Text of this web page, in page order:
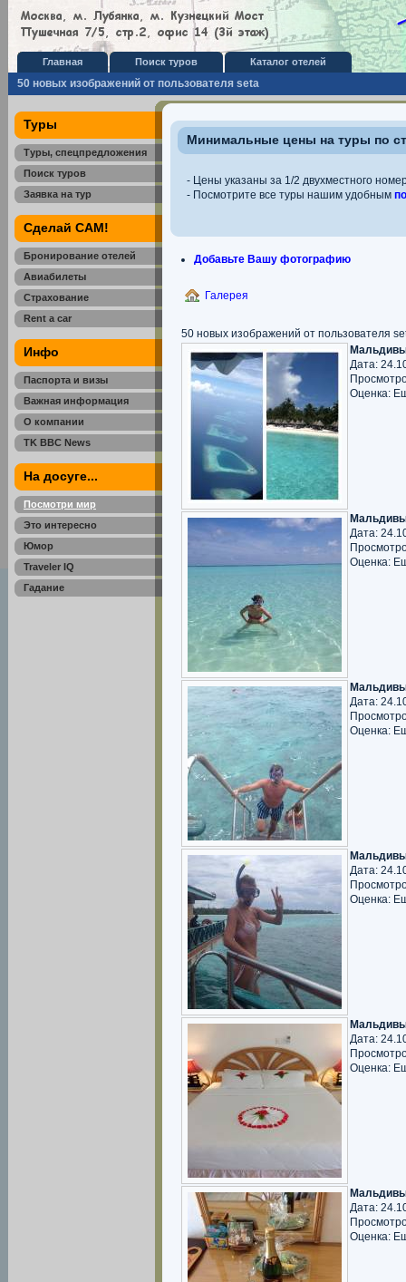
Главная Поиск туров Каталог отелей
50 новых изображений от пользователя seta
Туры
Туры, спецпредложения
Поиск туров
Заявка на тур
Сделай САМ!
Бронирование отелей
Авиабилеты
Страхование
Rent a car
Инфо
Паспорта и визы
Важная информация
О компании
TK BBC News
На досуге...
Посмотри мир
Это интересно
Юмор
Traveler IQ
Гадание
Минимальные цены на туры по
- Цены указаны за 1/2 двухместного
- Посмотрите все туры нашим удобным
Добавьте Вашу фотографию
Галерея
50 новых изображений от пользователя
Дата:
Оценка:
Дата:
Оценка:
Дата:
Оценка:
Дата:
Оценка:
Дата:
Оценка:
Дата:
Оценка: